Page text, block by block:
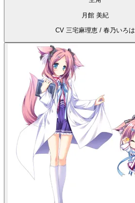
月館 美紀
CV 三宅麻理恵 / 春乃いろは